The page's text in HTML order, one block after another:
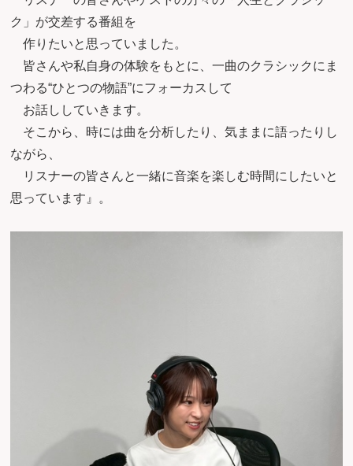
ク」が交差する番組を
作りたいと思っていました。
皆さんや私自身の体験をもとに、一曲のクラシックにま
つわる“ひとつの物語”にフォーカスして
お話ししていきます。
そこから、時には曲を分析したり、気ままに語ったりし
ながら、
リスナーの皆さんと一緒に音楽を楽しむ時間にしたいと
思っています』。